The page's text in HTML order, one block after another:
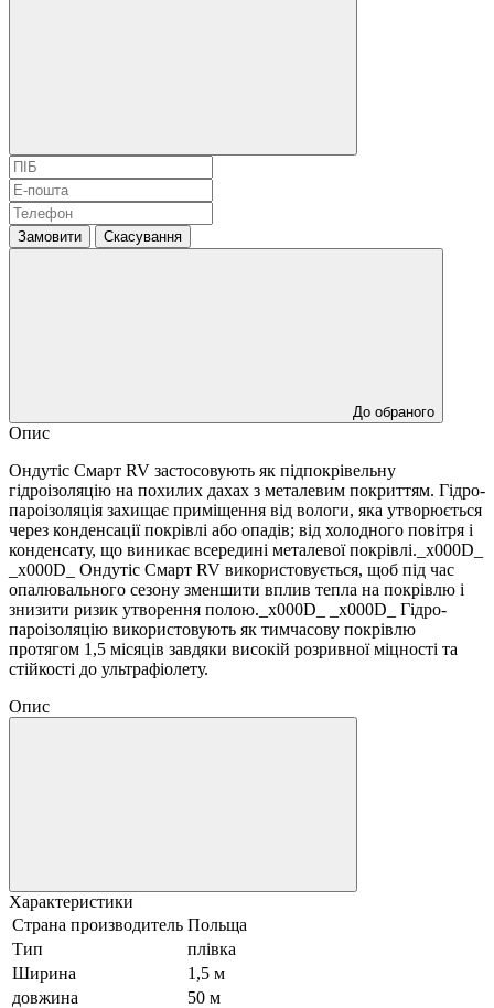
Замовити Скасування
До обраного
Опис
Ондутіс Смарт RV застосовують як підпокрівельну
гідроізоляцію на похилих дахах з металевим покриттям. Гідро-
пароізоляція захищає приміщення від вологи, яка утворюється
через конденсації покрівлі або опадів; від холодного повітря і
конденсату, що виникає всередині металевої покрівлі._x000D_
_x000D_ Ондутіс Смарт RV використовується, щоб під час
опалювального сезону зменшити вплив тепла на покрівлю і
знизити ризик утворення полою._x000D_ _x000D_ Гідро-
пароізоляцію використовують як тимчасову покрівлю
протягом 1,5 місяців завдяки високій розривної міцності та
стійкості до ультрафіолету.
Опис
Характеристики
Страна производитель Польща
Тип
плівка
Ширина
1,5 м
довжина
50 м